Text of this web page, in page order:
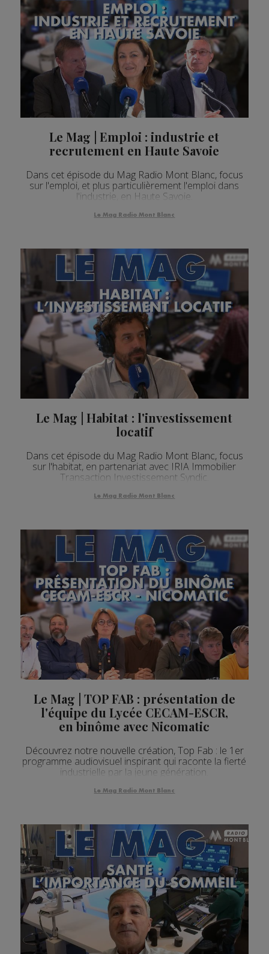
Le Mag | Emploi : industrie et
recrutement en Haute Savoie
Dans cet épisode du Mag Radio Mont Blanc, focus
sur l'emploi, et plus particulièrement l'emploi dans
l'industrie, en Haute Savoie.
Le Mag Radio Mont Blanc
Le Mag | Habitat : l'investissement
locatif
Dans cet épisode du Mag Radio Mont Blanc, focus
sur l'habitat, en partenariat avec IRIA Immobilier
Transaction Investissement Syndic.
Le Mag Radio Mont Blanc
Le Mag | TOP FAB : présentation de
l'équipe du Lycée CECAM-ESCR,
en binôme avec Nicomatic
Découvrez notre nouvelle création, Top Fab : le 1er
programme audiovisuel inspirant qui raconte la fierté
industrielle par la jeune génération.
Le Mag Radio Mont Blanc